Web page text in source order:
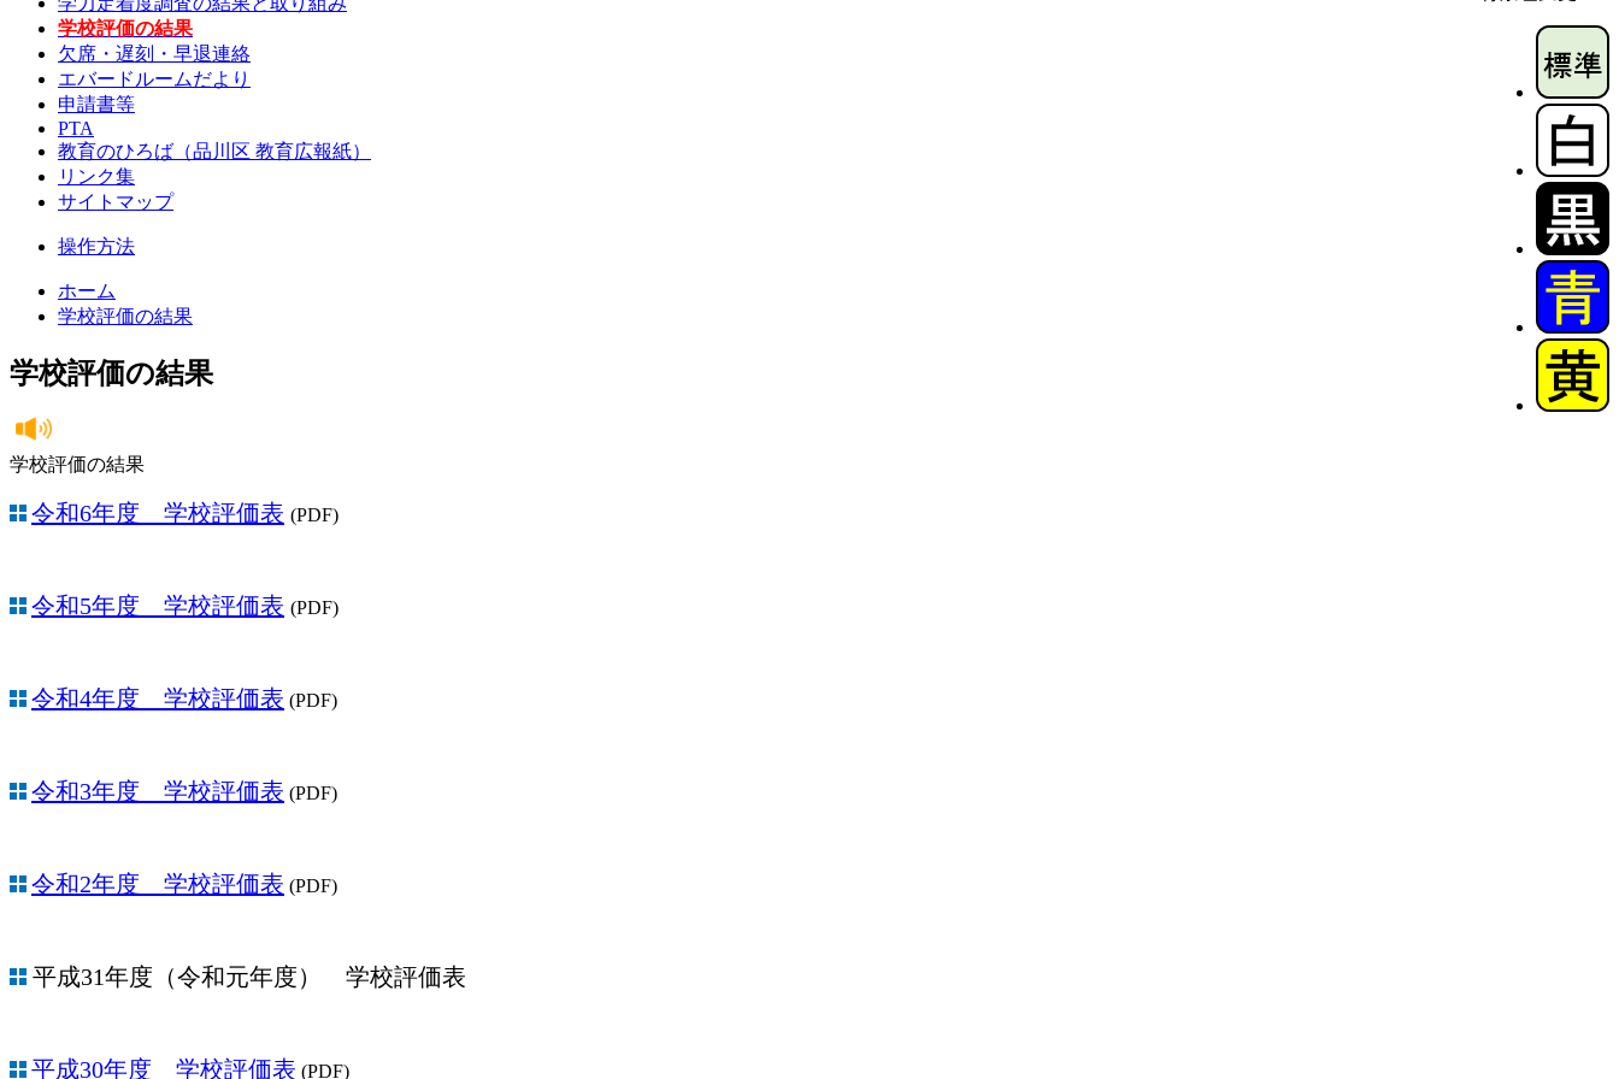
学校評価の結果
欠席・遅刻・早退連絡
エバードルームだより
申請書等
PTA
教育のひろば（品川区 教育広報紙）
リンク集
サイトマップ
操作方法
ホーム
学校評価の結果
学校評価の結果
学校評価の結果
令和6年度 学校評価表 (PDF)
令和5年度 学校評価表 (PDF)
令和4年度 学校評価表 (PDF)
令和3年度 学校評価表 (PDF)
令和2年度 学校評価表 (PDF)
平成31年度（令和元年度） 学校評価表
平成30年度 学校評価表 (PDF)